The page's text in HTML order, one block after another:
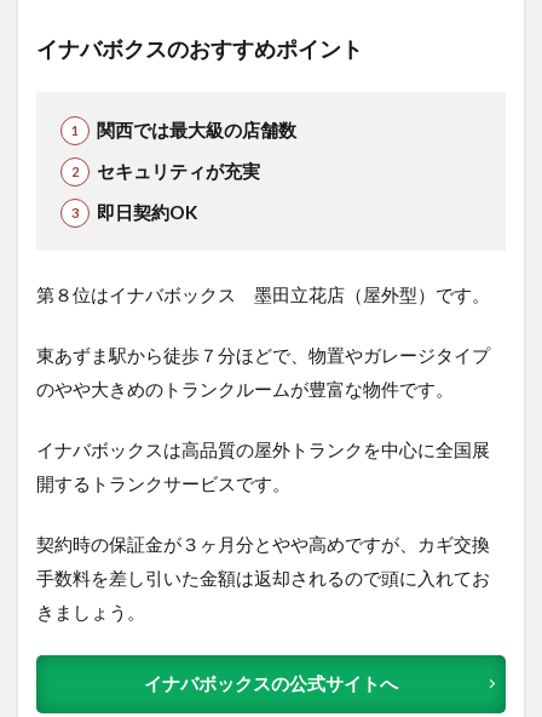
イナバボクスのおすすめポイント
関西では最大級の店舗数
セキュリティが充実
即日契約OK
第８位はイナバボックス 墨田立花店（屋外型）です。
東あずま駅から徒歩７分ほどで、物置やガレージタイプ
のやや大きめのトランクルームが豊富な物件です。
イナバボックスは高品質の屋外トランクを中心に全国展
開するトランクサービスです。
契約時の保証金が３ヶ月分とやや高めですが、カギ交換
手数料を差し引いた金額は返却されるので頭に入れてお
きましょう。
イナバボックスの公式サイトへ